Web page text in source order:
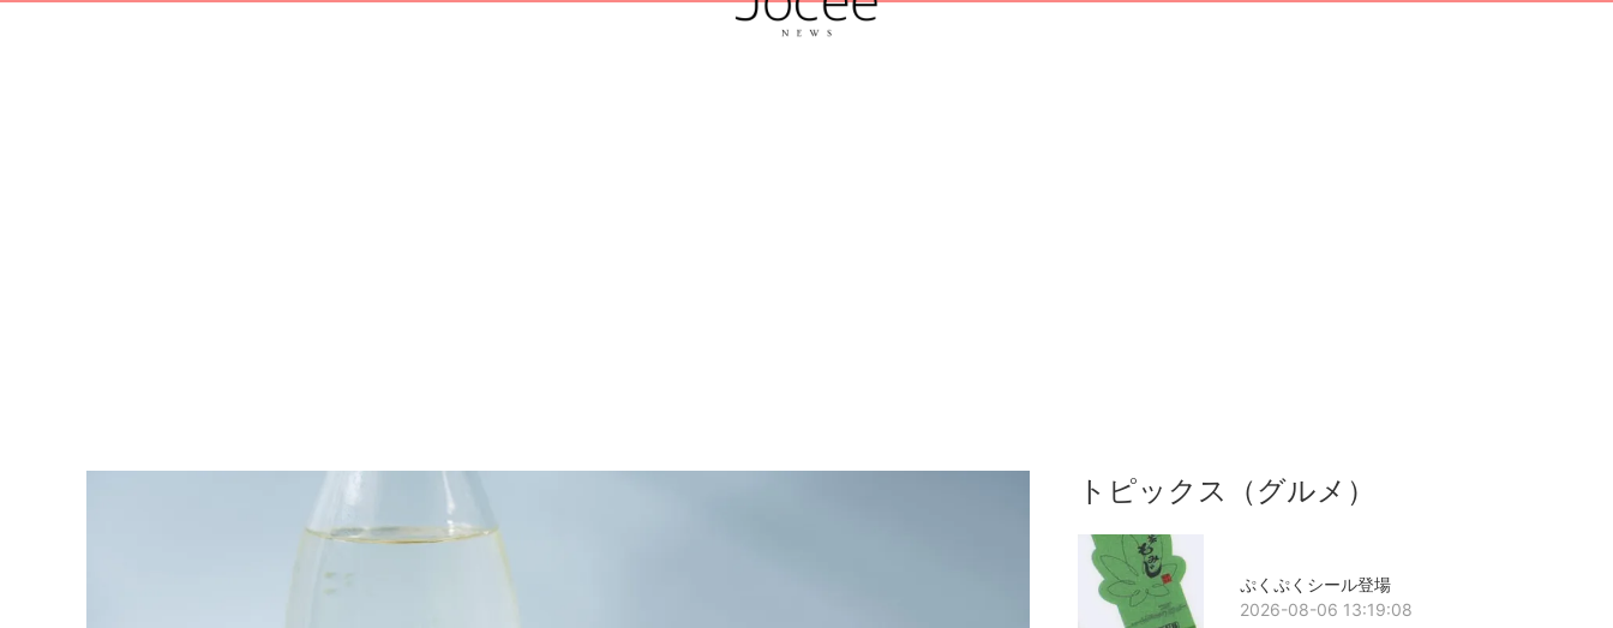
トピックス（グルメ）
ぷくぷくシール登場
2026-08-06 13:19:08